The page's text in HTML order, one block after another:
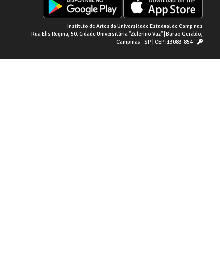
Instituto de Artes da Universidade Estadual de Campinas
Rua Elis Regina, 50. Cidade Universitária "Zeferino Vaz" | Barão Geraldo,
Campinas - SP | CEP: 13083-854